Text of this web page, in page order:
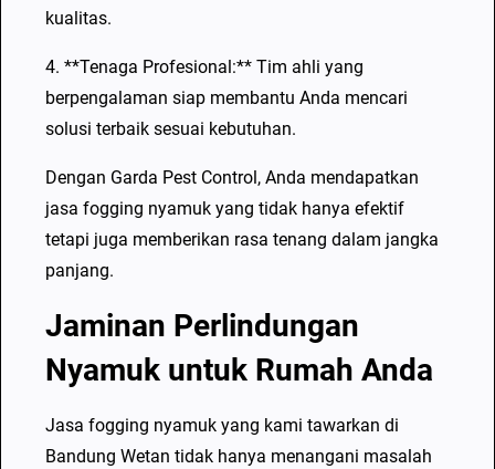
kualitas.
4. **Tenaga Profesional:** Tim ahli yang
berpengalaman siap membantu Anda mencari
solusi terbaik sesuai kebutuhan.
Dengan Garda Pest Control, Anda mendapatkan
jasa fogging nyamuk yang tidak hanya efektif
tetapi juga memberikan rasa tenang dalam jangka
panjang.
Jaminan Perlindungan
Nyamuk untuk Rumah Anda
Jasa fogging nyamuk yang kami tawarkan di
Bandung Wetan tidak hanya menangani masalah